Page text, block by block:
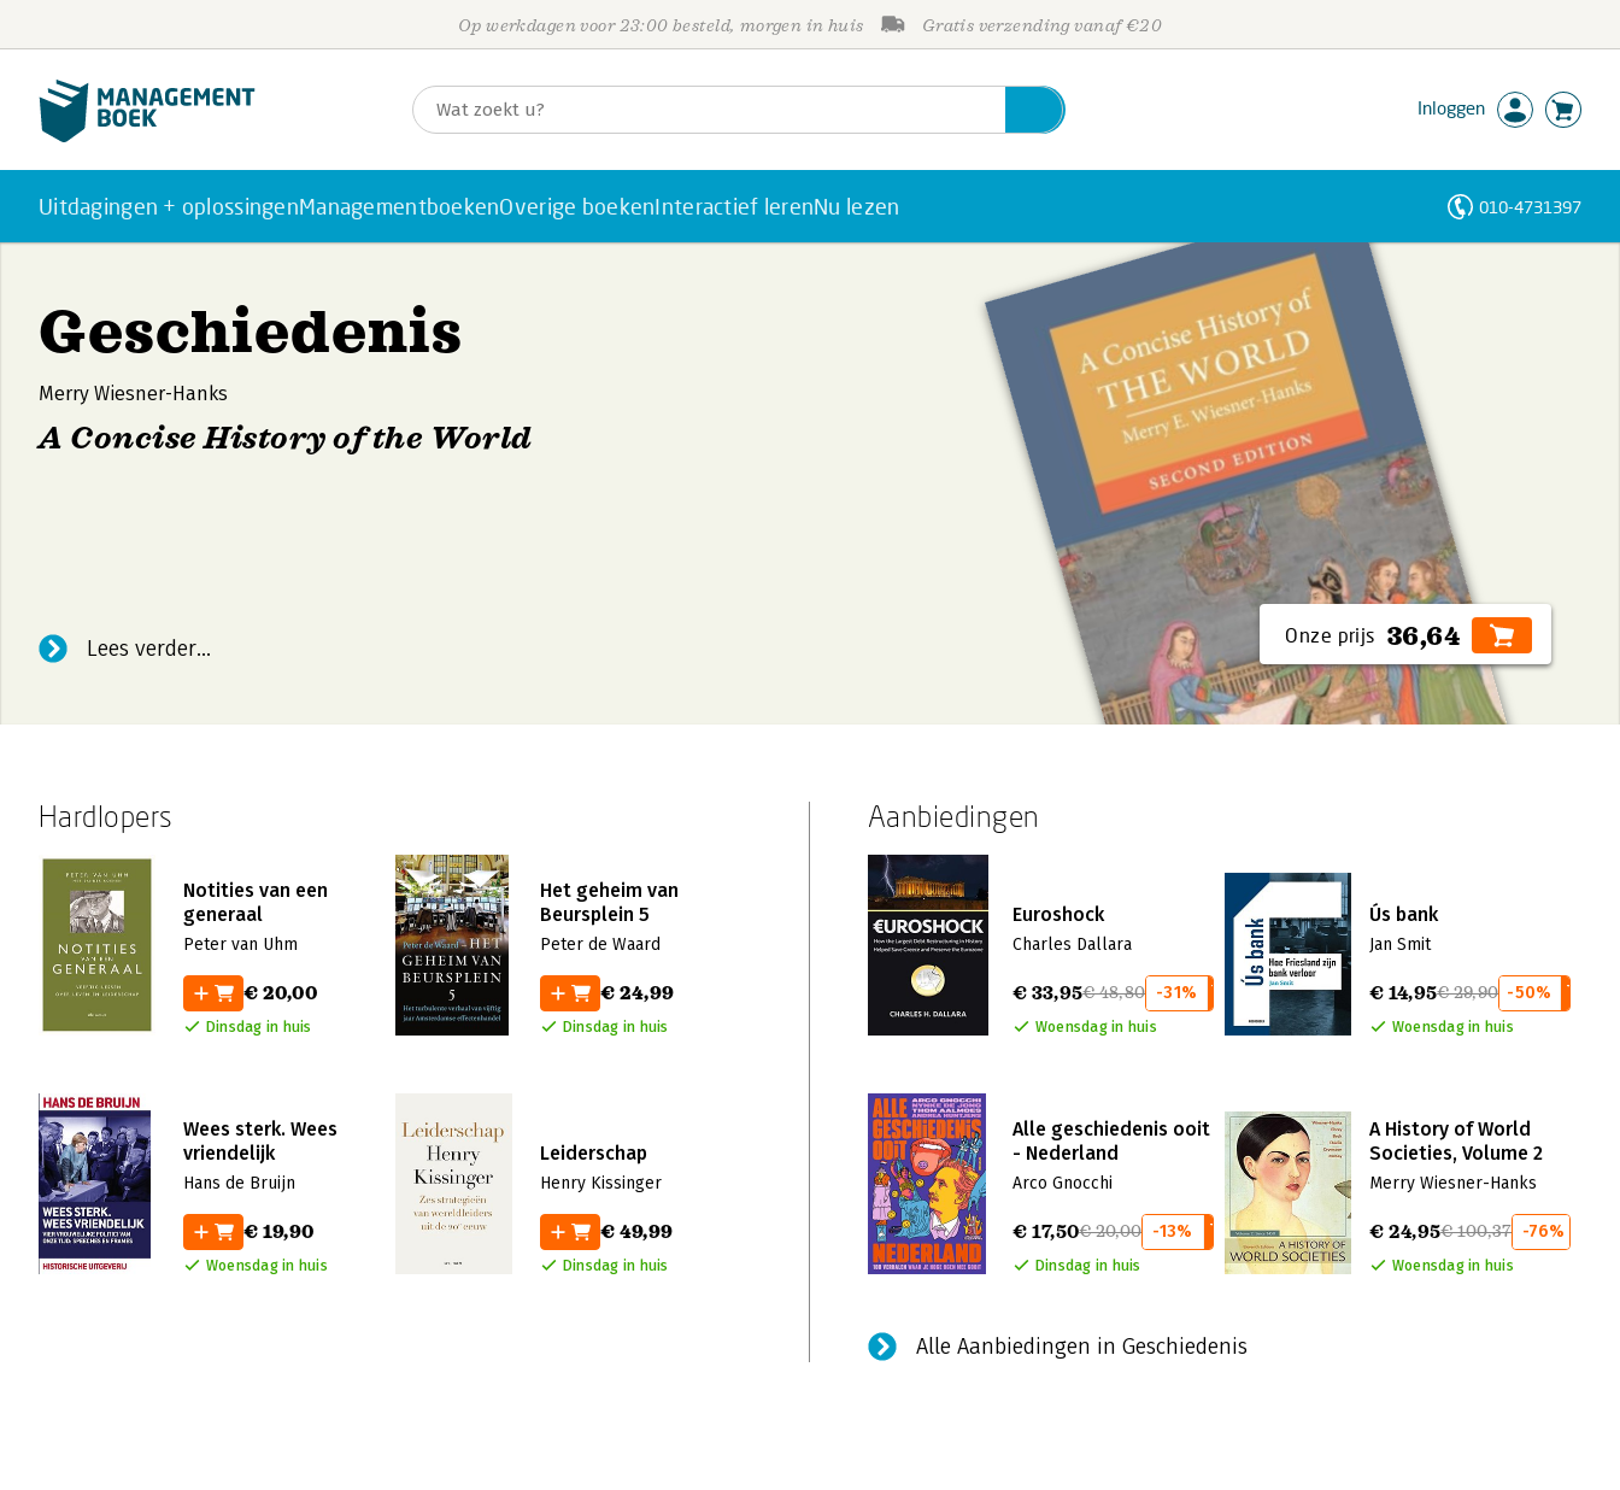
Op werkdagen voor 23:00 besteld, morgen in huis Gratis verzending vanaf €20
Inloggen
Uitdagingen + oplossingenManagementboekenOverige boekenInteractief lerenNu lezen 010-4731397
Geschiedenis
Merry Wiesner-Hanks
A Concise History of the World
Lees verder... 36,64
Hardlopers
Notities van een
generaal
Peter van Uhm
€ 20,00
Dinsdag in huis
Het geheim van
Beursplein 5
Peter de Waard
€ 24,99
Dinsdag in huis
Wees sterk. Wees
vriendelijk
Hans de Bruijn
€ 19,90
Woensdag in huis
Leiderschap
Henry Kissinger
€ 49,99
Dinsdag in huis
Aanbiedingen
Euroshock
Charles Dallara
€ 33,95€ 48,80 -31%
Woensdag in huis
Ús bank
Jan Smit
€ 14,95€ 29,90 -50%
Woensdag in huis
Alle geschiedenis ooit
- Nederland
Arco Gnocchi
€ 17,50€ 20,00 -13%
Dinsdag in huis
A History of World
Societies, Volume 2
Merry Wiesner-Hanks
€ 24,95€ 100,37 -76%
Woensdag in huis
Alle Aanbiedingen in Geschiedenis
Personen
Trefwoorden